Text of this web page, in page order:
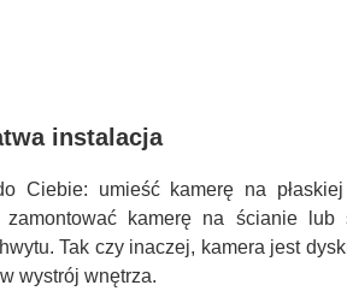
instalacja
Ciebie: umieść kamerę na
zamontować kamerę na ścianie lub
Tak czy inaczej, kamera jest
wystrój wnętrza.